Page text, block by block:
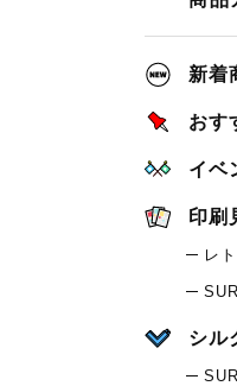
新着
おす
イベ
印刷
レ
シル